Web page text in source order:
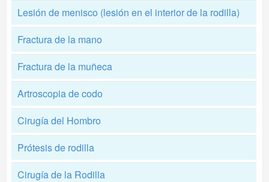
Lesión de menisco (lesión en el interior de la rodilla)
Fractura de la mano
Fractura de la muñeca
Artroscopia de codo
Cirugía del Hombro
Prótesis de rodilla
Cirugía de la Rodilla